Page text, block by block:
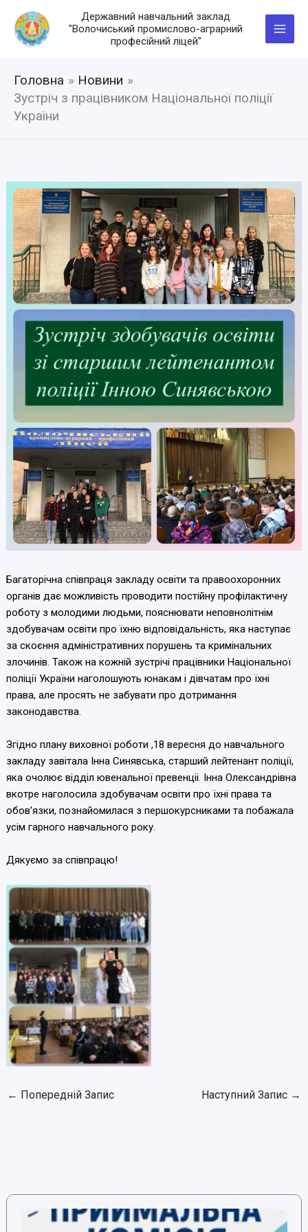
вмісту
Державний навчальний заклад
"Волочиський промислово-аграрний
професійний ліцей"
Головна
Новини
Зустріч з працівником Національної поліції
України
Багаторічна співпраця закладу освіти та правоохоронних
органів дає можливість проводити постійну профілактичну
роботу з молодими людьми, пояснювати неповнолітнім
здобувачам освіти про їхню відповідальність, яка наступає
за скоєння адміністративних порушень та кримінальних
злочинів. Також на кожній зустрічі працівники Національної
поліції України наголошують юнакам і дівчатам про їхні
права, але просять не забувати про дотримання
законодавства.
Згідно плану виховної роботи ,18 вересня до навчального
закладу завітала Інна Синявська, старший лейтенант поліції,
яка очолює відділ ювенальної превенціі. Інна Олександрівна
вкотре наголосила здобувачам освіти про їхні права та
обовʼязки, познайомилася з першокурсниками та побажала
усім гарного навчального року.
Дякуємо за співпрацю!
Click to open
← Попередній Запис Наступний Запис →